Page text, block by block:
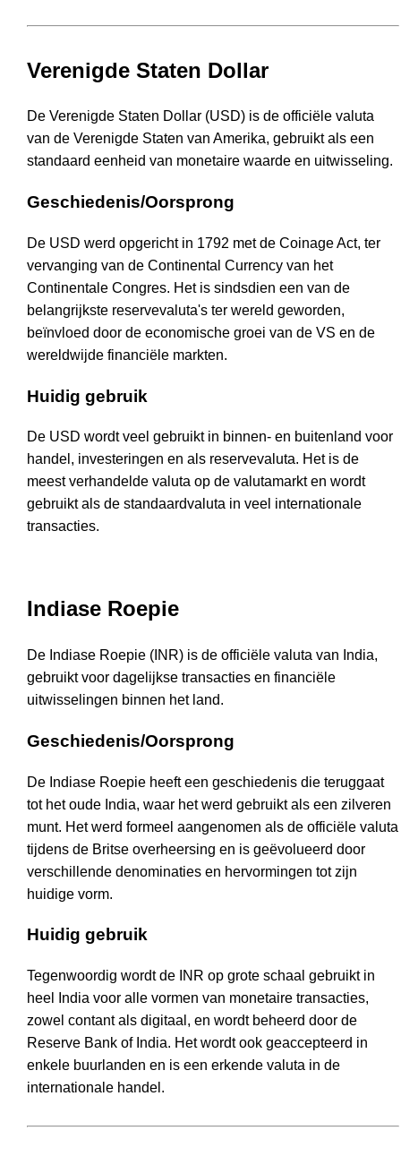
Verenigde Staten Dollar
De Verenigde Staten Dollar (USD) is de officiële valuta
van de Verenigde Staten van Amerika, gebruikt als een
standaard eenheid van monetaire waarde en uitwisseling.
Geschiedenis/Oorsprong
De USD werd opgericht in 1792 met de Coinage Act, ter
vervanging van de Continental Currency van het
Continentale Congres. Het is sindsdien een van de
belangrijkste reservevaluta's ter wereld geworden,
beïnvloed door de economische groei van de VS en de
wereldwijde financiële markten.
Huidig gebruik
De USD wordt veel gebruikt in binnen- en buitenland voor
handel, investeringen en als reservevaluta. Het is de
meest verhandelde valuta op de valutamarkt en wordt
gebruikt als de standaardvaluta in veel internationale
transacties.
Indiase Roepie
De Indiase Roepie (INR) is de officiële valuta van India,
gebruikt voor dagelijkse transacties en financiële
uitwisselingen binnen het land.
Geschiedenis/Oorsprong
De Indiase Roepie heeft een geschiedenis die teruggaat
tot het oude India, waar het werd gebruikt als een zilveren
munt. Het werd formeel aangenomen als de officiële valuta
tijdens de Britse overheersing en is geëvolueerd door
verschillende denominaties en hervormingen tot zijn
huidige vorm.
Huidig gebruik
Tegenwoordig wordt de INR op grote schaal gebruikt in
heel India voor alle vormen van monetaire transacties,
zowel contant als digitaal, en wordt beheerd door de
Reserve Bank of India. Het wordt ook geaccepteerd in
enkele buurlanden en is een erkende valuta in de
internationale handel.